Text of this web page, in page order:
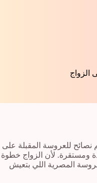
الزواج
للعروسة المقبلة على
ومستقرة. لأن الزواج خطوة
المصرية اللي بتعيش